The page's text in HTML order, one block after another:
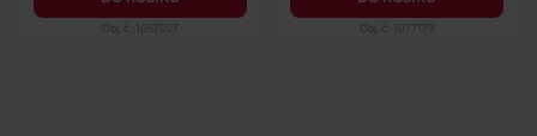
Obj. č.: 1057027 Obj. č.: 1077179